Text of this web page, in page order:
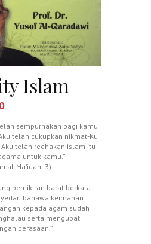
Islam
sempurnakan bagi kamu
telah cukupkan nikmat-Ku
telah redhakan islam itu
untuk kamu.”
al-Ma’idah :3)
pemikiran barat berkata :
bahawa keimanan
kepada agam sudah
serta mengubati
perasaan.”